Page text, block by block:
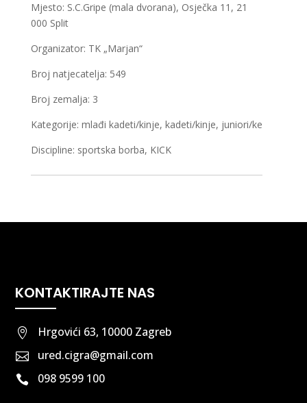
Mjesto: S.C.Gripe (mala dvorana), Osječka 11, 21
000 Split
Organizator: TK „Marjan“
Broj natjecatelja: 549
Broj zemalja: 3
Kategorije: mlađi kadeti/kinje, kadeti/kinje, juniori/ke
Discipline: sportska borba, KICK
KONTAKTIRAJTE NAS
 Hrgovići 63, 10000 Zagreb
 ured.cigra@gmail.com
 098 9599 100